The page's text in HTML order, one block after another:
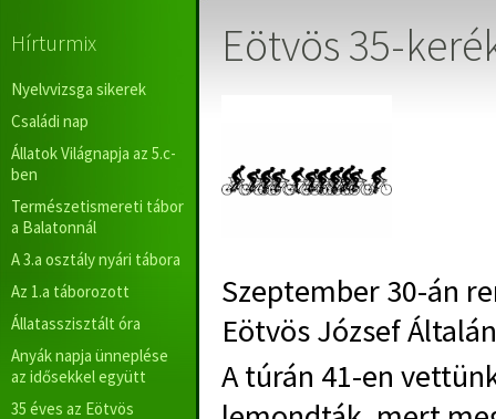
Hírturmix
Nyelvvizsga sikerek
Családi nap
Állatok Világnapja az 5.c-
ben
Természetismereti tábor
a Balatonnál
A 3.a osztály nyári tábora
Az 1.a táborozott
Állatasszisztált óra
Anyák napja ünneplése
az idősekkel együtt
35 éves az Eötvös
Eötvös 35-
Szeptember 30-án
Eötvös József
A túrán 41-en